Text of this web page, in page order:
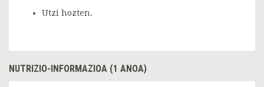
Utzi hozten.
NUTRIZIO-INFORMAZIOA (1 ANOA)